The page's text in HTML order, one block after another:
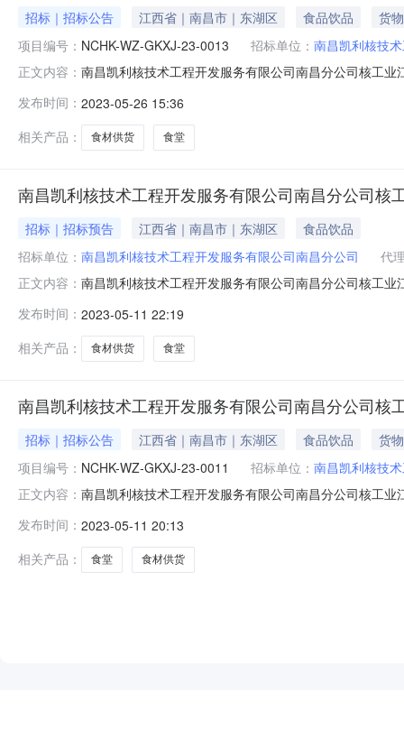
招标｜招标公告 江西省｜南昌市｜东湖区 食品饮品
货物
项目编号： NCHK-WZ-GKXJ-23-0013 招标单位： 南昌凯利核技
正文内容： 南昌凯利核技术工程开发服务有限公司南昌分公司核工
NCHK-WZ-GKXJ-23-0013交货/服务时间：合同签订起1
应商资格要求:1.资格要求：（
发布时间： 2023-05-26 15:36
相关产品：
食材供货 食堂
南昌凯利核技术工程开发服务有限公司南昌分公司核
招标｜招标预告 江西省｜南昌市｜东湖区
食品饮品
招标单位： 南昌凯利核技术工程开发服务有限公司南昌分公司
代
正文内容： 南昌凯利核技术工程开发服务有限公司南昌分公司核工
自行招标行政监督部门代码：行政监督部门名称：行政
发布时间： 2023-05-11 22:19
相关产品：
食材供货 食堂
南昌凯利核技术工程开发服务有限公司南昌分公司核
招标｜招标公告 江西省｜南昌市｜东湖区 食品饮品
货物
项目编号： NCHK-WZ-GKXJ-23-0011 招标单位： 南昌凯利核技
正文内容： 南昌凯利核技术工程开发服务有限公司南昌分公司核工
间：合同签订起1年交货/服务地点：核工业江西矿冶局
独立承担民事责任的能力
发布时间： 2023-05-11 20:13
相关产品：
食堂 食材供货